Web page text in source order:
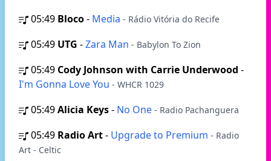
05:49 Bloco- Media - Rádio Vitória do Recife
05:49 UTG -Zara Man - Babylon To Zion
05:49 Cody Johnson with Carrie Underwood -
I'm Gonna Love You - WHCR 1029
05:49Alicia Keys- No One - Radio Pachanguera
05:49 Radio Art- Upgrade to Premium - Radio
Art - Celtic